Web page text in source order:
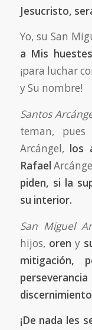
Jesucristo,
Yo, su San
a Mis
¡para luchar
y Su nombre!
Santos
teman, pues
Arcángel, los
Rafael
piden, si la
su interior.
San Miguel
hijos, oren y
mitigación,
¡De nada les